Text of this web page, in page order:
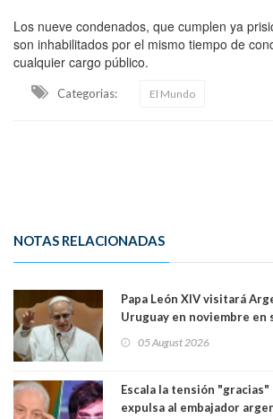
Los nueve condenados, que cumplen ya
son inhabilitados por el mismo tiempo de
cualquier cargo público.
Categorias: El Mundo
NOTAS RELACIONADAS
Papa León XIV visitará
Uruguay en noviembre en
05 August 2026
Escala la tensión
expulsa al embajador